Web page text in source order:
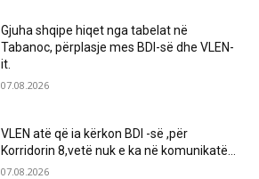
Gjuha shqipe hiqet nga tabelat në
Tabanoc, përplasje mes BDI-së dhe VLEN-
it.
07.08.2026
VLEN atë që ia kërkon BDI -së ,për
Korridorin 8,vetë nuk e ka në komunikatë…
07.08.2026